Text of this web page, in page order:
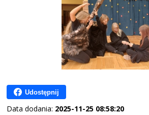
Udostępnij
Data dodania: 2025-11-25 08:58:20